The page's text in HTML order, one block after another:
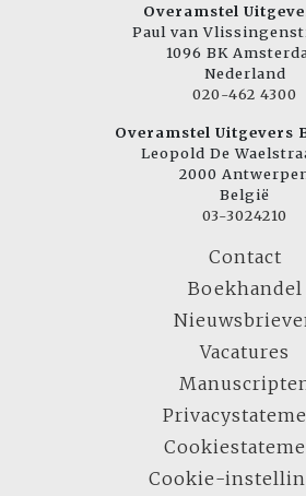
Overamstel
Paul van
1096 BK
Nederland
020-462 4300
Overamstel Uitgevers
Leopold De
2000
België
03-3024210
Contact
Boekhandel
Vacatures
Cookie-